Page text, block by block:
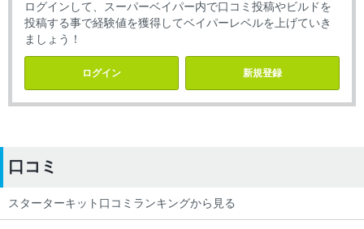
ログインして、スーパーベイパー内で口コミ投稿やビルドを
投稿する事で経験値を獲得してベイパーレベルを上げていき
ましょう！
ログイン 新規登録
口コミ
スターターキット口コミランキングから見る